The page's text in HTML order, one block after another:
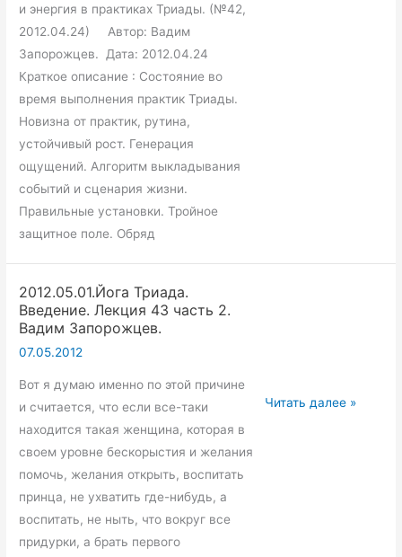
и энергия в практиках Триады. (№42,
2012.04.24) Автор: Вадим
Запорожцев. Дата: 2012.04.24
Краткое описание : Состояние во
время выполнения практик Триады.
Новизна от практик, рутина,
устойчивый рост. Генерация
ощущений. Алгоритм выкладывания
событий и сценария жизни.
Правильные установки. Тройное
защитное поле. Обряд
2012.05.01.Йога Триада.
Введение. Лекция 43 часть 2.
Вадим Запорожцев.
07.05.2012
Вот я думаю именно по этой причине
и считается, что если все-таки
находится такая женщина, которая в
своем уровне бескорыстия и желания
помочь, желания открыть, воспитать
принца, не ухватить где-нибудь, а
воспитать, не ныть, что вокруг все
придурки, а брать первого
2012.05.01.Йога
Читать далее »